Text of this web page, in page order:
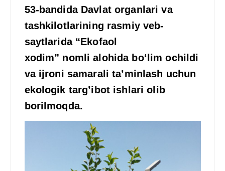
53-bandida Davlat organlari va
tashkilotlarining rasmiy veb-
saytlarida “Ekofaol
xodim” nomli alohida boʻlim ochildi
va ijroni samarali ta’minlash uchun
ekologik targ’ibot ishlari olib
borilmoqda.